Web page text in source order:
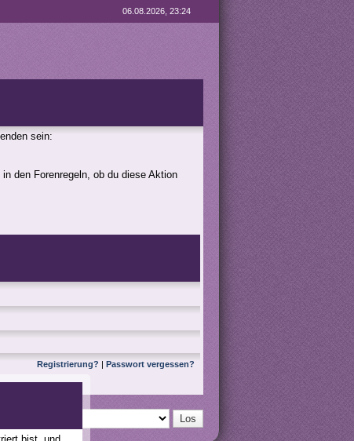
06.08.2026, 23:24
sein:
den Forenregeln, ob du diese Aktion
Registrierung? | Passwort vergessen?